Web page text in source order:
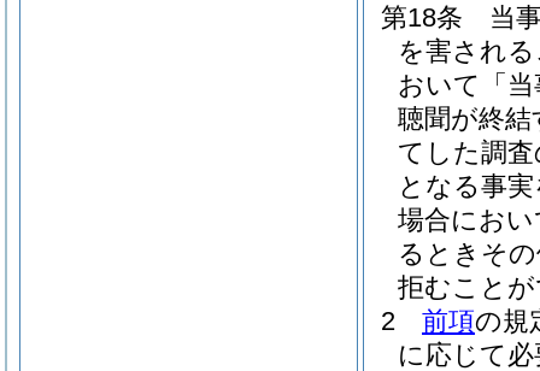
第18条
当
を害され
おいて「
聴聞が終
てした調
となる事
場合にお
るときそ
拒むこと
2
前項の規
に応じて